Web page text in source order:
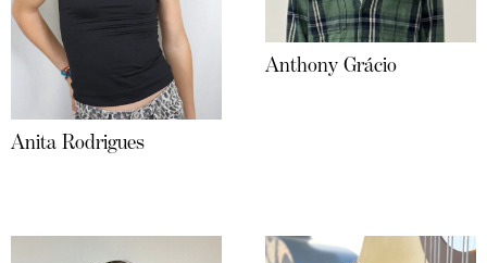
Anita Rodrigues
Anthony Grácio